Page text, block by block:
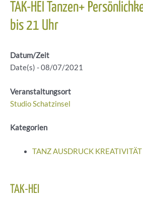
TAK-HEI Tanzen+
bis 21 Uhr
Datum/Zeit
Date(s) - 08/07/2021
Veranstaltungsort
Studio Schatzinsel
Kategorien
TANZ AUSDRUCK
TAK-HEI